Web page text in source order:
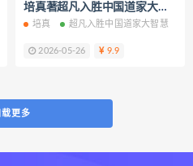
会经营 赚不赚钱靠店长电子书 赚不赚
培真著超凡入胜中国道家大智慧电子书pdf百度网盘下载学习
培真 超凡入胜中国道家大智慧
2026-05-26 9.9
载更多